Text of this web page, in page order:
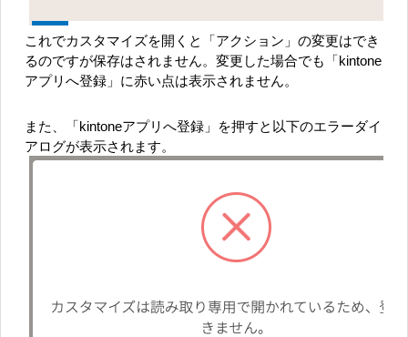
これでカスタマイズを開くと「アクション」の変更はでき
るのですが保存はされません。変更した場合でも「kintone
アプリへ登録」に赤い点は表示されません。
また、「kintoneアプリへ登録」を押すと以下のエラーダイ
アログが表示されます。